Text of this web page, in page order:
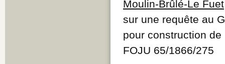
Moulin-Brûlé-Le Fuet
sur une requête au
pour construction de
FOJU 65/1866/275